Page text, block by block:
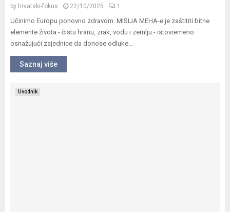
by hrvatski-fokus 22/10/2025 1
Učinimo Europu ponovno zdravom. MISIJA MEHA-e je zaštititi bitne
elemente života - čistu hranu, zrak, vodu i zemlju - istovremeno
osnažujući zajednice da donose odluke...
Saznaj više
Uvodnik